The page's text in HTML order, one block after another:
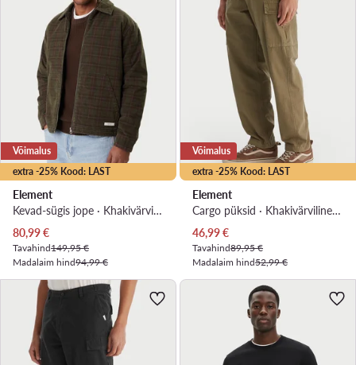
extra -25% Kood: LAST
Võimalus
Element
Kevad-sügis jope · Khakivärviline
Praegune hind
80,99€
Tavahind149,95 €
Madalaim hind94,99 €
extra -25% Kood: LAST
Võimalus
Element
Cargo püksid · Khakivärviline · Relaxed Fit
Praegune hind
46,99€
Tavahind89,95 €
Madalaim hind52,99 €